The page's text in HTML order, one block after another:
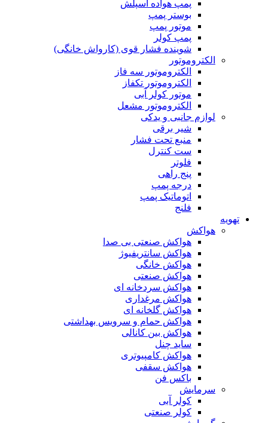
پمپ هواده اسپلش
بوستر پمپ
موتور پمپ
پمپ کولر
شوینده فشار قوی (کارواش خانگی)
الکتروموتور
الکتروموتور سه فاز
الکتروموتور تکفاز
موتور کولر آبی
الکتروموتور مشعل
لوازم جانبی و یدکی
شیر برقی
منبع تحت فشار
ست کنترل
فلوتر
پنج راهی
درجه پمپ
اتوماتیک پمپ
فلنج
تهویه
هواکش
هواکش صنعتی بی صدا
هواکش سانتریفیوژ
هواکش خانگی
هواکش صنعتی
هواکش سردخانه ای
هواکش مرغداری
هواکش گلخانه ای
هواکش حمام و سرویس بهداشتی
هواکش بین کانالی
ساید چنل
هواکش کامپیوتری
هواکش سقفی
باکس فن
سرمایش
کولر آبی
کولر صنعتی